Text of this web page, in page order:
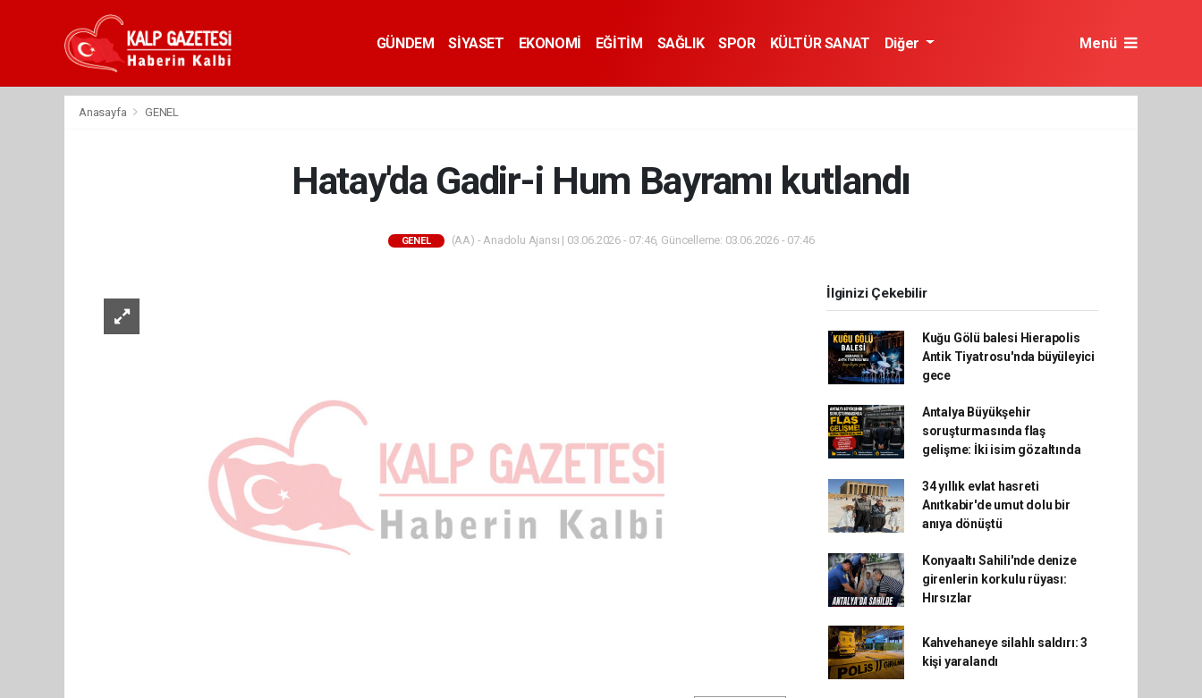
GÜNDEM SİYASET EKONOMİ EĞİTİM SAĞLIK SPOR KÜLTÜR SANAT Diğer Menü
Anasayfa GENEL
Hatay'da Gadir-i Hum Bayramı kutlandı
GENEL (AA) - Anadolu Ajansı | 03.06.2026 - 07:46, Güncelleme: 03.06.2026 - 07:46
İlginizi Çekebilir
Kuğu Gölü balesi Hierapolis
Antik Tiyatrosu'nda büyüleyici
gece
Antalya Büyükşehir
soruşturmasında flaş
gelişme: İki isim gözaltında
34 yıllık evlat hasreti
Anıtkabir'de umut dolu bir
anıya dönüştü
Konyaaltı Sahili'nde denize
girenlerin korkulu rüyası:
Hırsızlar
Kahvehaneye silahlı saldırı: 3
kişi yaralandı